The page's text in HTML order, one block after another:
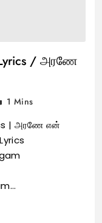
Lyrics / அரணே
1 Mins
| அரணே என்